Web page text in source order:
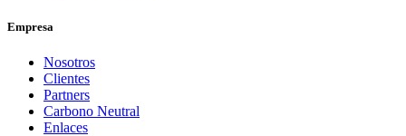
Empresa
Nosotros
Clientes
Partners
Carbono Neutral
Enlaces